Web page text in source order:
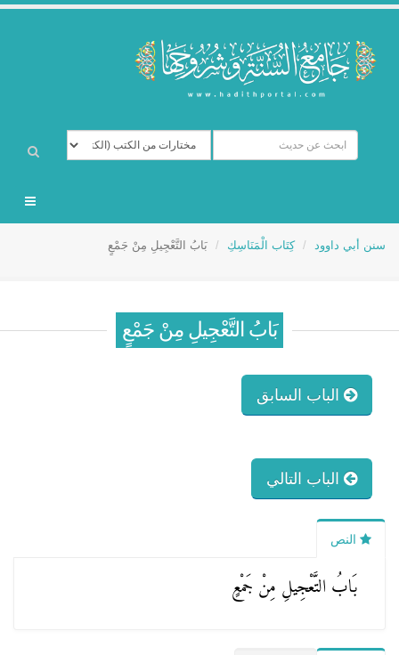
سنن أبي داوود كِتَاب الْمَنَاسِكِ بَابُ التَّعْجِيلِ مِنْ جَمْعٍ
بَابُ التَّعْجِيلِ مِنْ جَمْعٍ
الباب السابق
الباب التالي
النص
بَابُ التَّعْجِيلِ مِنْ جَمْعٍ